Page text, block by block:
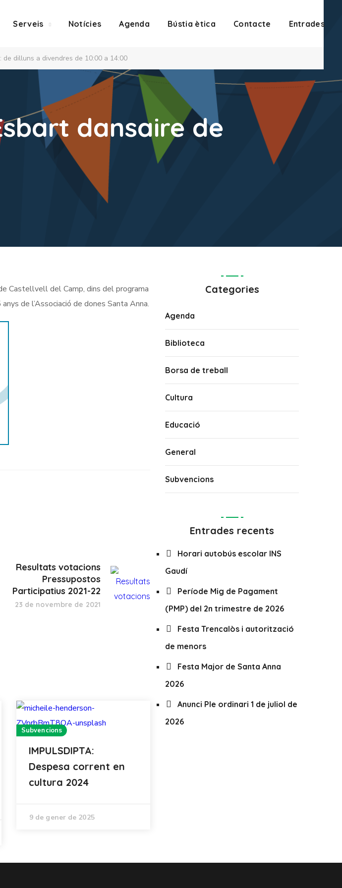
Serveis Notícies Agenda Bústia ètica Contacte Entrades
dilluns a divendres de 10:00 a 14:00
dansaire de
Castellvell del Camp, dins del programa
de l’Associació de dones Santa Anna.
Resultats votacions
Pressupostos
Participatius 2021-22
23 de novembre de 2021
Subvencions
IMPULSDIPTA:
Despesa corrent en
cultura 2024
9 de gener de 2025
Categories
Agenda
Biblioteca
Borsa de treball
Cultura
Educació
General
Subvencions
Entrades recents
Horari autobús escolar INS
Gaudí
Període Mig de Pagament
(PMP) del 2n trimestre de 2026
Festa Trencalòs i autorització
de menors
Festa Major de Santa Anna
2026
Anunci Ple ordinari 1 de juliol de
2026